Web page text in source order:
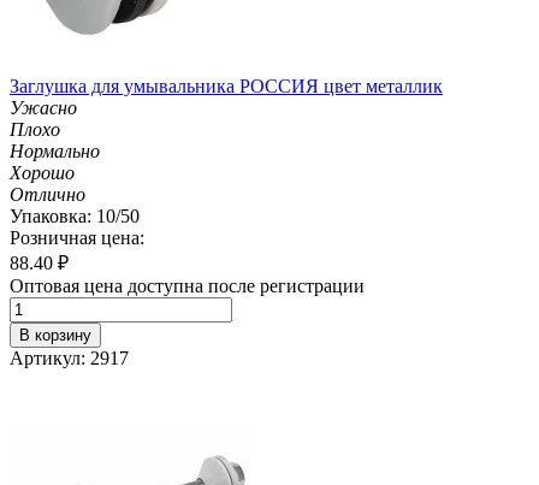
Заглушка для умывальника РОССИЯ цвет металлик
Ужасно
Плохо
Нормально
Хорошо
Отлично
Упаковка: 10/50
Розничная цена:
88.40 ₽
Оптовая цена доступна после регистрации
В корзину
Артикул: 2917